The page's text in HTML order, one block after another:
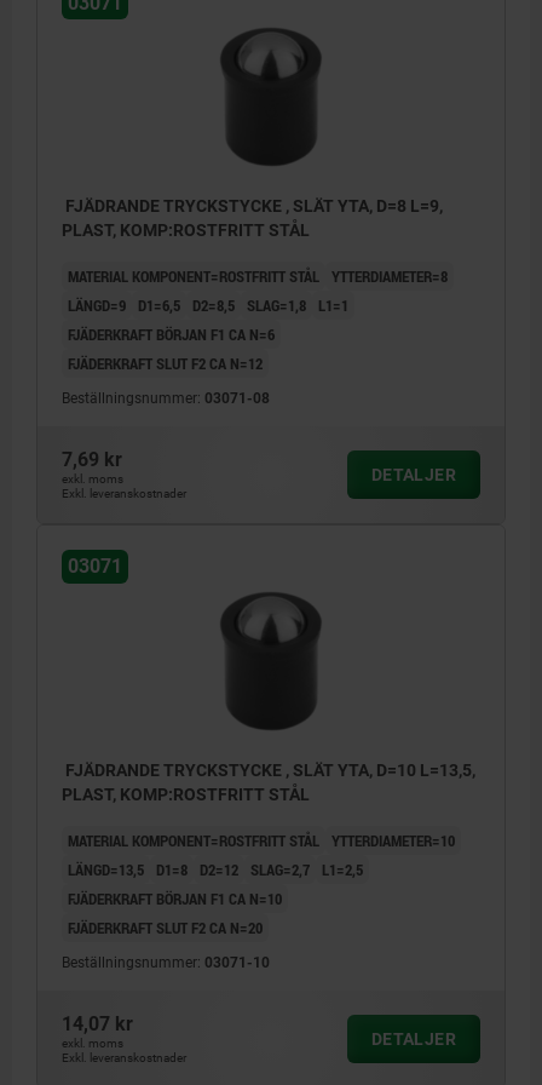
FJÄDRANDE TRYCKSTYCKE , SLÄT YTA, D=8 L=9,
PLAST, KOMP:ROSTFRITT STÅL
MATERIAL KOMPONENT=ROSTFRITT STÅL YTTERDIAMETER=8
LÄNGD=9
D1=6,5 D2=8,5 SLAG=1,8
L1=1
FJÄDERKRAFT BÖRJAN F1 CA N=6
FJÄDERKRAFT SLUT F2 CA N=12
Beställningsnummer: 03071-08
7,69 kr
exkl. moms
Exkl. leveranskostnader
DETALJER
03071
FJÄDRANDE TRYCKSTYCKE , SLÄT YTA, D=10 L=13,5,
PLAST, KOMP:ROSTFRITT STÅL
MATERIAL KOMPONENT=ROSTFRITT STÅL
YTTERDIAMETER=10
LÄNGD=13,5
D1=8 D2=12 SLAG=2,7
L1=2,5
FJÄDERKRAFT BÖRJAN F1 CA N=10
FJÄDERKRAFT SLUT F2 CA N=20
Beställningsnummer: 03071-10
14,07 kr
exkl. moms
Exkl. leveranskostnader
DETALJER